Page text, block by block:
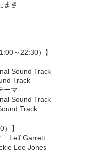
まき
～22:30）】
Sound Track
Track
ーマ
Track
Track
】
Leif Garrett
Lee Jones